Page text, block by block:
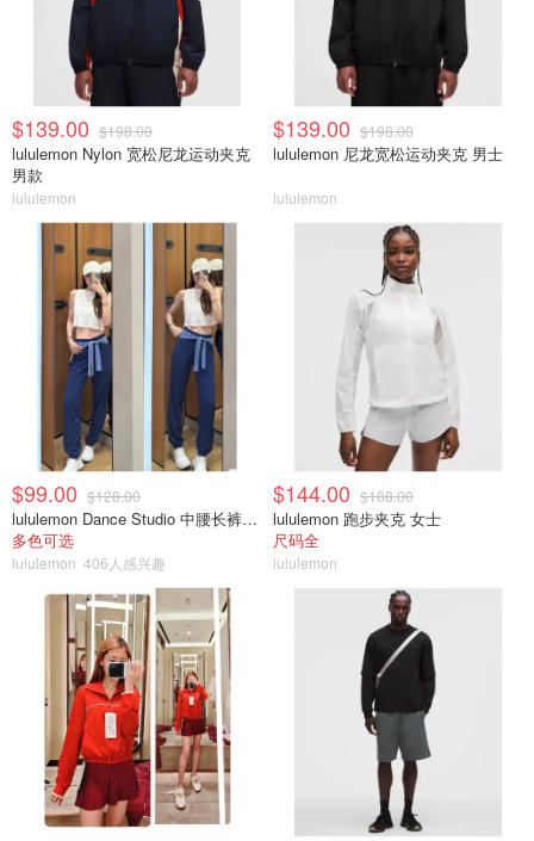
$139.00 $198.00
lululemon Nylon 宽松尼龙运动夹克
男款
lululemon
$139.00 $198.00
lululemon 尼龙宽松运动夹克 男士
lululemon
$99.00 $128.00
lululemon Dance Studio 中腰长裤 女装常规款
多色可选
lululemon 406人感兴趣
$144.00 $188.00
lululemon 跑步夹克 女士
尺码全
lululemon